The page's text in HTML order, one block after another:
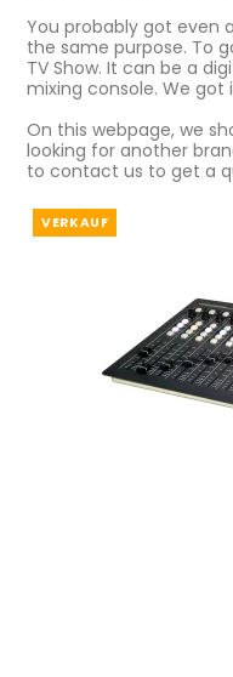
You probably got even
the same purpose. To
TV Show. It can be a
mixing console. We got
On this webpage, we
looking for another
to contact us to get a
VERKAUF